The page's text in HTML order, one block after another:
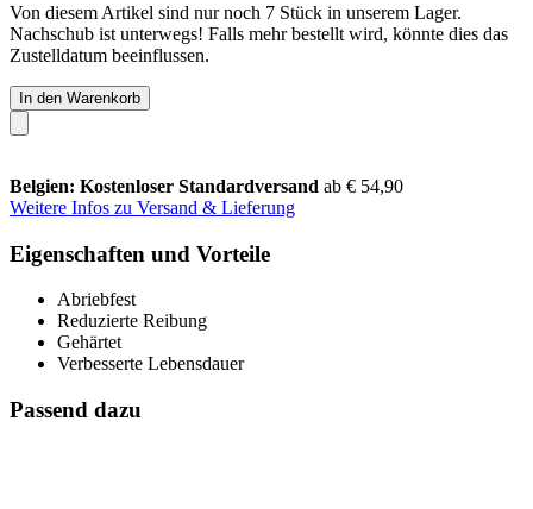
Von diesem Artikel sind nur noch 7 Stück in unserem Lager.
Nachschub ist unterwegs! Falls mehr bestellt wird, könnte dies das
Zustelldatum beeinflussen.
In den Warenkorb
Belgien: Kostenloser Standardversand ab € 54,90
Weitere Infos zu Versand & Lieferung
Eigenschaften und Vorteile
Abriebfest
Reduzierte Reibung
Gehärtet
Verbesserte Lebensdauer
Passend dazu